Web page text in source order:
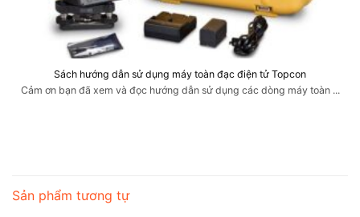
Sách hướng dẫn sử dụng máy toàn đạc điện tử Topcon
Cảm ơn bạn đã xem và đọc hướng dẫn sử dụng các dòng máy toàn ...
Sản phẩm tương tự